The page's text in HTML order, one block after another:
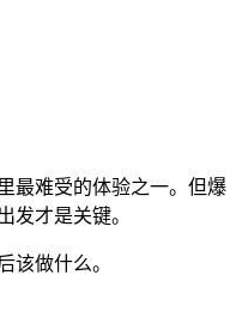
最难受的体验之一。但爆
发才是关键。
该做什么。